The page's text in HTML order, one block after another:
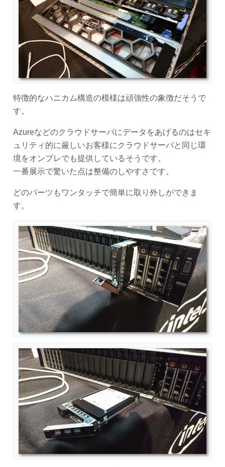
特徴的なハニカム構造の模様は頑強性の象徴だそうで
す。
Azureなどのクラウドサーバにデータをあげるのはセキ
ュリティ的に厳しいお客様にクラウドサーバと同じ環
境をオンプレでも提供しているそうです。
一番展示で驚いた点は整備のしやすさです。
どのパーツもワンタッチで簡単に取り外しができま
す。